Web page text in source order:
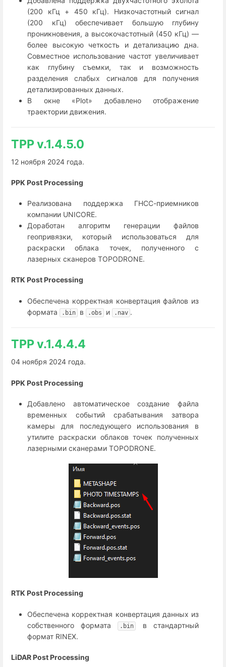
(200 кГц + 450 кГц). Низкочастотный сигнал
(200 кГц) обеспечивает большую глубину
проникновения, а высокочастотный (450 кГц) —
более высокую четкость и детализацию дна.
Совместное использование частот увеличивает
как глубину съемки, так и возможность
разделения слабых сигналов для получения
детализированных данных.
В окне «Plot» добавлено отображение
траектории движения.
TPP v.1.4.5.0
12 ноября 2024 года.
PPK Post Processing
Реализована поддержка ГНСС-приемников
компании UNICORE.
Доработан алгоритм генерации файлов
геопривязки, который использоваться для
раскраски облака точек, полученного с
лазерных сканеров TOPODRONE.
RTK Post Processing
Обеспечена корректная конвертация файлов из
формата
.bin в .obs и .nav .
TPP v.1.4.4.4
04 ноября 2024 года.
PPK Post Processing
Добавлено автоматическое создание файла
временных событий срабатывания затвора
камеры для последующего использования в
утилите раскраски облаков точек полученных
лазерными сканерами TOPODRONE.
RTK Post Processing
Обеспечена корректная конвертация данных из
собственного формата
.bin
в стандартный
формат RINEX.
LiDAR Post Processing